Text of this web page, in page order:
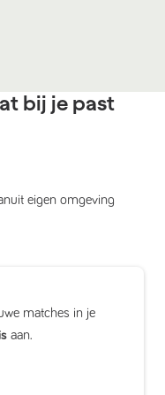
bij je past
eigen omgeving
matches in je
aan.